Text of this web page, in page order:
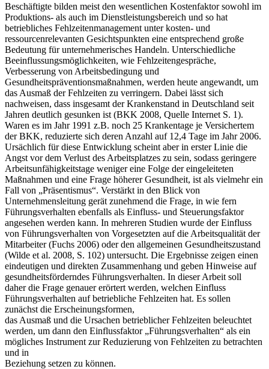
Beschäftigte bilden meist den wesentlichen Kostenfaktor sowohl im
Produktions- als auch im Dienstleistungsbereich und so hat
betriebliches Fehlzeitenmanagement unter kosten- und
ressourcenrelevanten Gesichtspunkten eine entsprechend große
Bedeutung für unternehmerisches Handeln. Unterschiedliche
Beeinflussungsmöglichkeiten, wie Fehlzeitengespräche,
Verbesserung von Arbeitsbedingung und
Gesundheitspräventionsmaßnahmen, werden heute angewandt, um
das Ausmaß der Fehlzeiten zu verringern. Dabei lässt sich
nachweisen, dass insgesamt der Krankenstand in Deutschland seit
Jahren deutlich gesunken ist (BKK 2008, Quelle Internet S. 1).
Waren es im Jahr 1991 z.B. noch 25 Krankentage je Versichertem
der BKK, reduzierte sich deren Anzahl auf 12,4 Tage im Jahr 2006.
Ursächlich für diese Entwicklung scheint aber in erster Linie die
Angst vor dem Verlust des Arbeitsplatzes zu sein, sodass geringere
Arbeitsunfähigkeitstage weniger eine Folge der eingeleiteten
Maßnahmen und eine Frage höherer Gesundheit, ist als vielmehr ein
Fall von „Präsentismus“. Verstärkt in den Blick von
Unternehmensleitung gerät zunehmend die Frage, in wie fern
Führungsverhalten ebenfalls als Einfluss- und Steuerungsfaktor
angesehen werden kann. In mehreren Studien wurde der Einfluss
von Führungsverhalten von Vorgesetzten auf die Arbeitsqualität der
Mitarbeiter (Fuchs 2006) oder den allgemeinen Gesundheitszustand
(Wilde et al. 2008, S. 102) untersucht. Die Ergebnisse zeigen einen
eindeutigen und direkten Zusammenhang und geben Hinweise auf
gesundheitsförderndes Führungsverhalten. In dieser Arbeit soll
daher die Frage genauer erörtert werden, welchen Einfluss
Führungsverhalten auf betriebliche Fehlzeiten hat. Es sollen
zunächst die Erscheinungsformen,
das Ausmaß und die Ursachen betrieblicher Fehlzeiten beleuchtet
werden, um dann den Einflussfaktor „Führungsverhalten“ als ein
mögliches Instrument zur Reduzierung von Fehlzeiten zu betrachten
und in
Beziehung setzen zu können.